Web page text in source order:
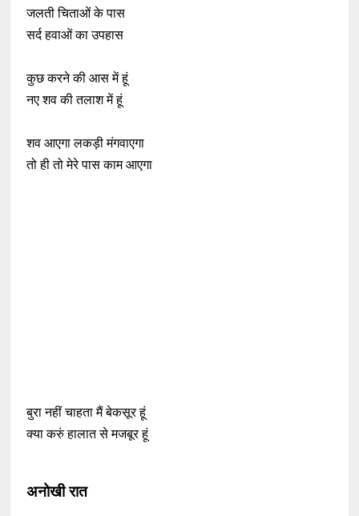
जलती चिताओं के पास
सर्द हवाओं का उपहास
कुछ करने की आस में हूं
नए शव की तलाश में हूं
शव आएगा लकड़ी मंगवाएगा
तो ही तो मेरे पास काम आएगा
बुरा नहीं चाहता मैं बेकसूर हूं
क्या करुं हालात से मजबूर हूं
अनोखी रात